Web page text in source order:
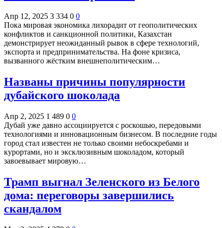
Апр 12, 2025 3 334 0 0
Пока мировая экономика лихорадит от геополитических
конфликтов и санкционной политики, Казахстан
демонстрирует неожиданный рывок в сфере технологий,
экспорта и предпринимательства. На фоне кризиса,
вызванного жёстким внешнеполитическим…
Названы причины популярности
дубайского шоколада
Апр 2, 2025 1 489 0 0
Дубай уже давно ассоциируется с роскошью, передовыми
технологиями и инновационным бизнесом. В последние годы
город стал известен не только своими небоскребами и
курортами, но и эксклюзивным шоколадом, который
завоевывает мировую…
Трамп выгнал Зеленского из Белого
дома: переговоры завершились
скандалом